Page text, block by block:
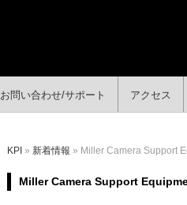
お問い合わせ/サポート アクセス
KPI » 新着情報 » Miller Camera Support
Miller Camera Support